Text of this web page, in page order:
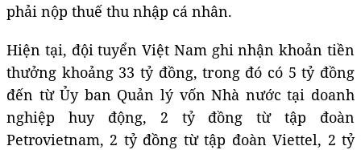
phải nộp thuế thu nhập cá nhân.
Hiện tại, đội tuyển Việt Nam ghi nhận khoản tiền
thưởng khoảng 33 tỷ đồng, trong đó có 5 tỷ đồng
đến từ Ủy ban Quản lý vốn Nhà nước tại doanh
nghiệp huy động, 2 tỷ đồng từ tập đoàn
Petrovietnam, 2 tỷ đồng từ tập đoàn Viettel, 2 tỷ